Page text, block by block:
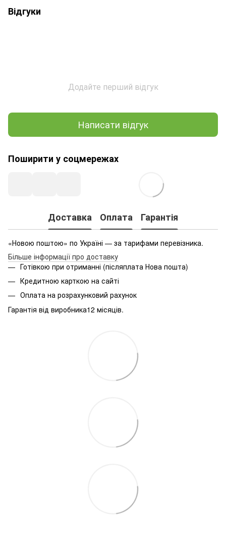
Відгуки
Додайте перший відгук
Написати відгук
Поширити у соцмережах
Доставка Оплата Гарантія
«Новою поштою» по Україні — за тарифами перевізника.
Більше інформації про доставку
Готівкою при отриманні (післяплата Нова пошта)
Кредитною карткою на сайті
Оплата на розрахунковий рахунок
Гарантія від виробника12 місяців.